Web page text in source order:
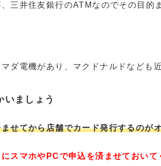
三井住友銀行のATMなのでその目的
ダ電機があり、マクドナルドなども
ましょう
せてから店舗でカード発行するのが
スマホやPCで申込を済ませておいて